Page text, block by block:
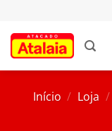
conteúdo
Início / Loja /